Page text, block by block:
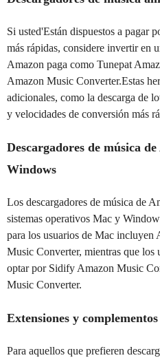
Si usted'Están dispuestos a pagar
más rápidas, considere invertir en
Amazon paga como Tunepat
Amazon Music Converter.Estas
adicionales, como la descarga de
y velocidades de conversión más
Descargadores de música
Windows
Los descargadores de música de
sistemas operativos Mac y
para los usuarios de Mac
Music Converter, mientras que los
optar por Sidify Amazon Music
Music Converter.
Extensiones y
Para aquellos que prefieren